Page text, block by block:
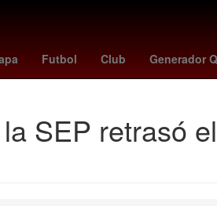
Futbol Club Generador
Davis Oblivion tottenham Pago
SEP retrasó